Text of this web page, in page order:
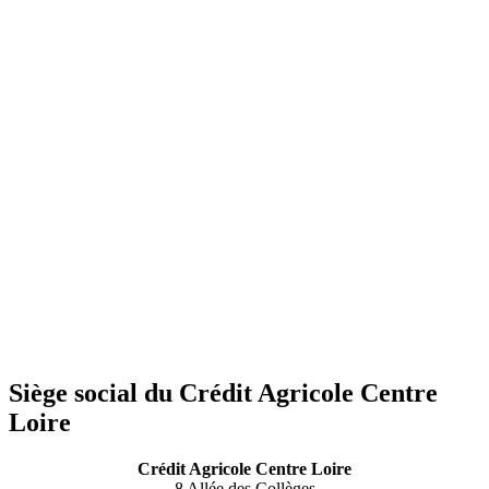
Siège social du Crédit Agricole Centre
Loire
Crédit Agricole Centre Loire